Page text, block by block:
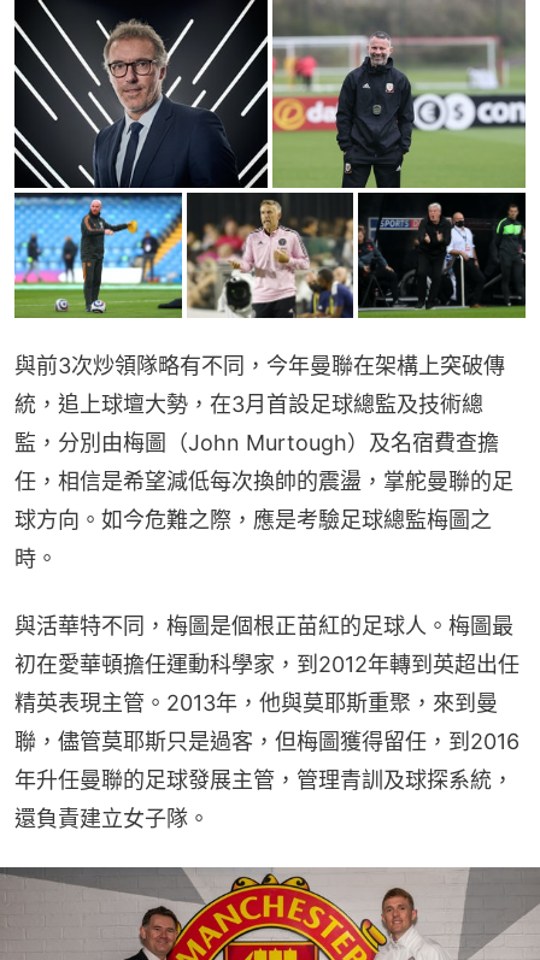
與前3次炒領隊略有不同，今年曼聯在架構上突破傳
統，追上球壇大勢，在3月首設足球總監及技術總
監，分別由梅圖（John Murtough）及名宿費查擔
任，相信是希望減低每次換帥的震盪，掌舵曼聯的足
球方向。如今危難之際，應是考驗足球總監梅圖之
時。
與活華特不同，梅圖是個根正苗紅的足球人。梅圖最
初在愛華頓擔任運動科學家，到2012年轉到英超出任
精英表現主管。2013年，他與莫耶斯重聚，來到曼
聯，儘管莫耶斯只是過客，但梅圖獲得留任，到2016
年升任曼聯的足球發展主管，管理青訓及球探系統，
還負責建立女子隊。